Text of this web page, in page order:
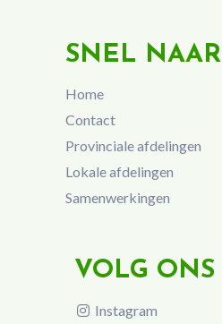
SNEL NAAR
Home
Contact
Provinciale afdelingen
Lokale afdelingen
Samenwerkingen
VOLG ONS
Instagram